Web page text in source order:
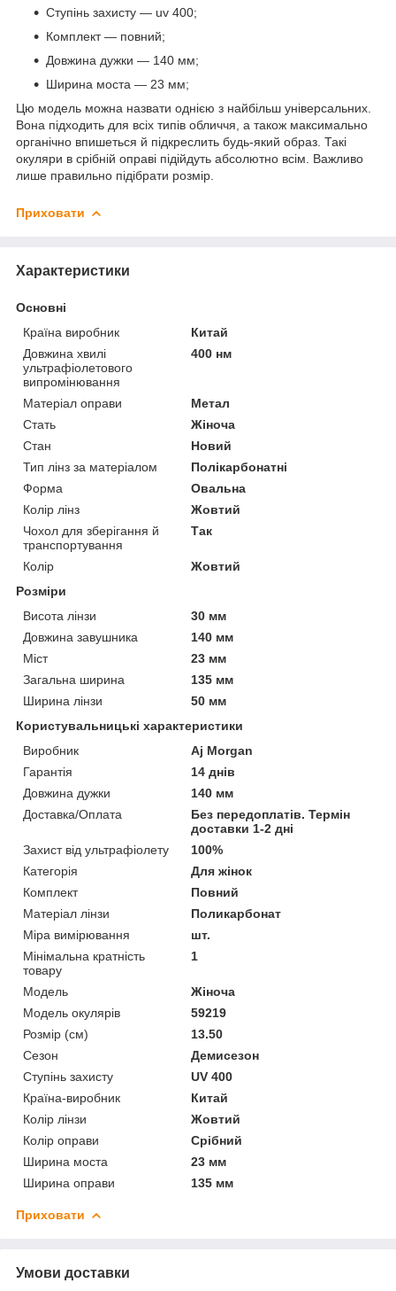
Ступінь захисту — uv 400;
Комплект — повний;
Довжина дужки — 140 мм;
Ширина моста — 23 мм;
Цю модель можна назвати однією з найбільш універсальних.
Вона підходить для всіх типів обличчя, а також максимально
органічно впишеться й підкреслить будь-який образ. Такі
окуляри в срібній оправі підійдуть абсолютно всім. Важливо
лише правильно підібрати розмір.
Приховати
Характеристики
Основні
Країна виробник
Китай
Довжина хвилі
ультрафіолетового
випромінювання
400 нм
Матеріал оправи
Метал
Стать
Жіноча
Стан
Новий
Тип лінз за матеріалом
Полікарбонатні
Форма
Овальна
Колір лінз
Жовтий
Чохол для зберігання й
транспортування
Так
Колір
Жовтий
Розміри
Висота лінзи
30 мм
Довжина завушника
140 мм
Міст
23 мм
Загальна ширина
135 мм
Ширина лінзи
50 мм
Користувальницькі характеристики
Виробник
Aj Morgan
Гарантія
14 днів
Довжина дужки
140 мм
Доставка/Оплата
Без передоплатів. Термін
доставки 1-2 дні
Захист від ультрафіолету
100%
Категорія
Для жінок
Комплект
Повний
Матеріал лінзи
Поликарбонат
Міра вимірювання
шт.
Мінімальна кратність
товару
1
Мoдель
Жіноча
Модель окулярів
59219
Розмір (см)
13.50
Сезон
Демисезон
Ступінь захисту
UV 400
Країна-виробник
Китай
Колір лінзи
Жовтий
Колір оправи
Срібний
Ширина моста
23 мм
Ширина оправи
135 мм
Приховати
Умови доставки